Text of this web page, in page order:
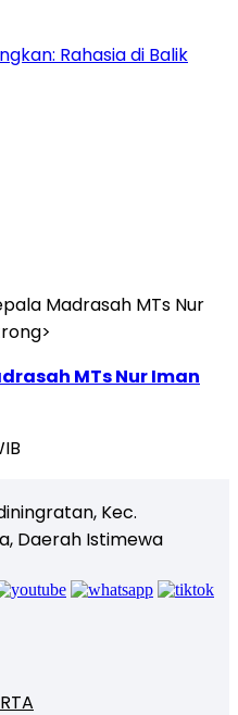
Rahasia di Balik
MTs Nur Iman
Kec.
Daerah Istimewa